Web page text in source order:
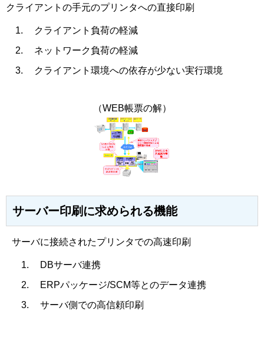
クライアントの手元のプリンタへの直接印刷
クライアント負荷の軽減
ネットワーク負荷の軽減
クライアント環境への依存が少ない実行環境
（WEB帳票の解）
サーバー印刷に求められる機能
サーバに接続されたプリンタでの高速印刷
DBサーバ連携
ERPパッケージ/SCM等とのデータ連携
サーバ側での高信頼印刷